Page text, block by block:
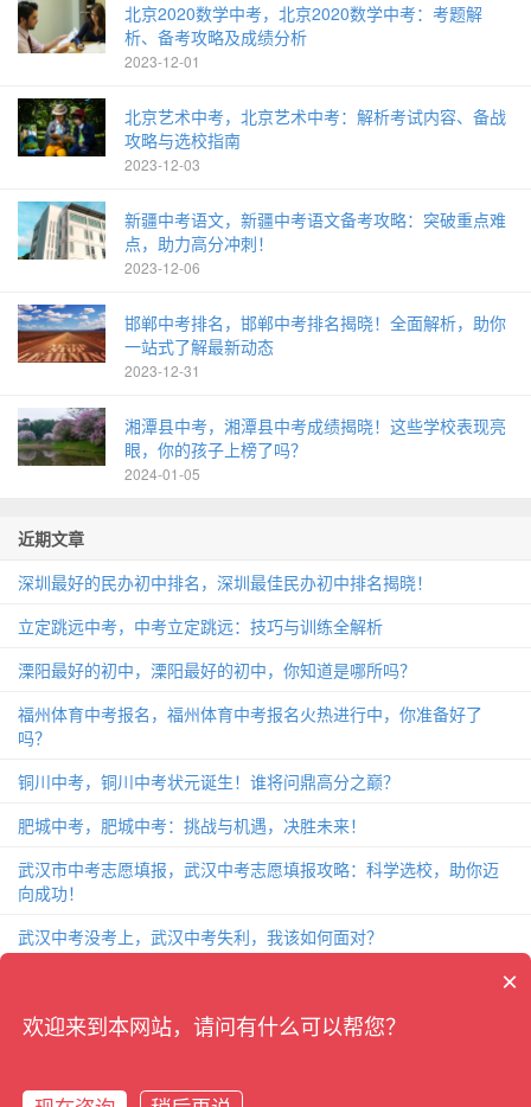
北京2020数学中考，北京2020数学中考：考题解
析、备考攻略及成绩分析
2023-12-01
北京艺术中考，北京艺术中考：解析考试内容、备战
攻略与选校指南
2023-12-03
新疆中考语文，新疆中考语文备考攻略：突破重点难
点，助力高分冲刺！
2023-12-06
邯郸中考排名，邯郸中考排名揭晓！全面解析，助你
一站式了解最新动态
2023-12-31
湘潭县中考，湘潭县中考成绩揭晓！这些学校表现亮
眼，你的孩子上榜了吗？
2024-01-05
近期文章
深圳最好的民办初中排名，深圳最佳民办初中排名揭晓！
立定跳远中考，中考立定跳远：技巧与训练全解析
溧阳最好的初中，溧阳最好的初中，你知道是哪所吗？
福州体育中考报名，福州体育中考报名火热进行中，你准备好了
吗？
铜川中考，铜川中考状元诞生！谁将问鼎高分之巅？
肥城中考，肥城中考：挑战与机遇，决胜未来！
武汉市中考志愿填报，武汉中考志愿填报攻略：科学选校，助你迈
向成功！
武汉中考没考上，武汉中考失利，我该如何面对？
杭州中考2018，杭州中考2018：考题分析、备考攻略和成绩解读
×
欢迎来到本网站，请问有什么可以帮您？